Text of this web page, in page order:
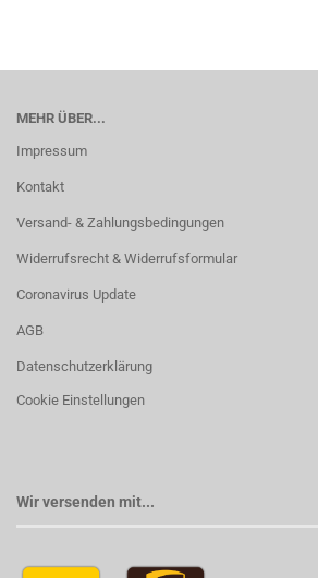
MEHR ÜBER...
Impressum
Kontakt
Versand- & Zahlungsbedingungen
Widerrufsrecht & Widerrufsformular
Coronavirus Update
AGB
Datenschutzerklärung
Cookie Einstellungen
Wir versenden mit...